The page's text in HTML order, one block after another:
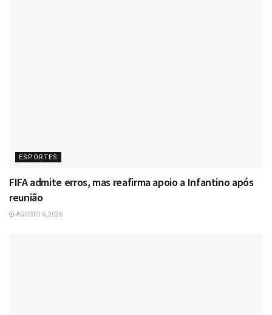
ESPORTES
FIFA admite erros, mas reafirma apoio a Infantino após
reunião
AGOSTO 6, 2026